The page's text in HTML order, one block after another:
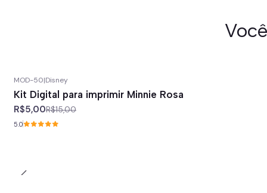
MOD-50|Disney
Kit Digital para imprimir Minnie Rosa
R$5,00R$15,00
5.0